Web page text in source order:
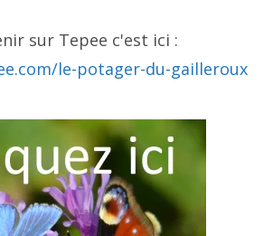
sur Tepee c'est ici :
le-potager-du-gailleroux